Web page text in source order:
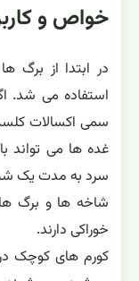
خواص و
در ابتدا از برگ
استفاده می شد.
سمی اکسالات
غده ها می تواند
سرد به مدت یک
شاخه ها و برگ
خوراکی دارند.
کورم های کوچک